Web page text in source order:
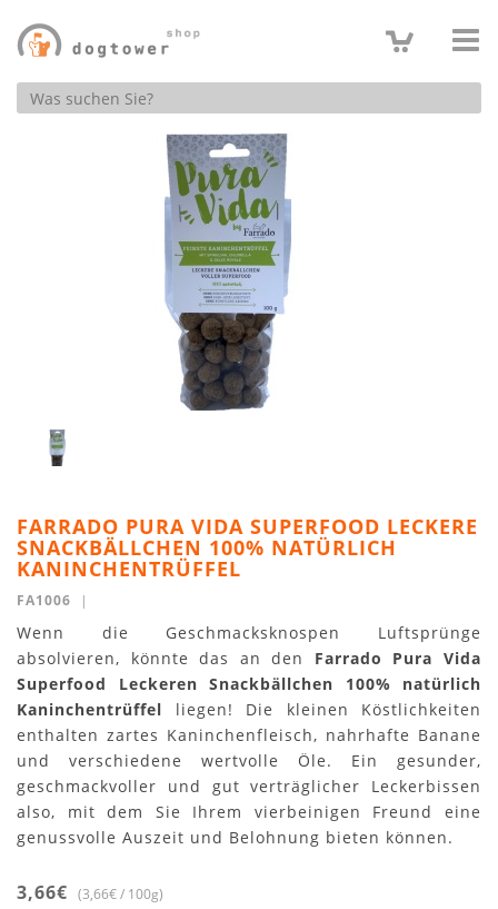
Produktsuche
FARRADO PURA VIDA SUPERFOOD LECKERE
SNACKBÄLLCHEN 100% NATÜRLICH
KANINCHENTRÜFFEL
FA1006 |
Wenn die Geschmacksknospen Luftsprünge
absolvieren, könnte das an den Farrado Pura Vida
Superfood Leckeren Snackbällchen 100% natürlich
Kaninchentrüffel liegen! Die kleinen Köstlichkeiten
enthalten zartes Kaninchenfleisch, nahrhafte Banane
und verschiedene wertvolle Öle. Ein gesunder,
geschmackvoller und gut verträglicher Leckerbissen
also, mit dem Sie Ihrem vierbeinigen Freund eine
genussvolle Auszeit und Belohnung bieten können.
3,66€ (3,66€ / 100g)